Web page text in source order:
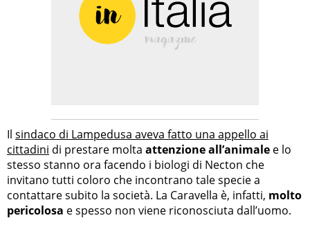
Il sindaco di Lampedusa aveva fatto una appello ai
cittadini di prestare molta attenzione all’animale e lo
stesso stanno ora facendo i biologi di Necton che
invitano tutti coloro che incontrano tale specie a
contattare subito la società. La Caravella è, infatti, molto
pericolosa e spesso non viene riconosciuta dall’uomo.